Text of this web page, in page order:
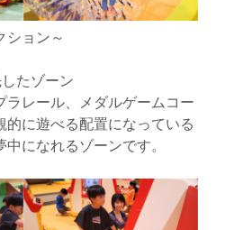
ション～
たゾーン
ラレール、メダルゲームコー
に遊べる配置になっている
になれるゾーンです。